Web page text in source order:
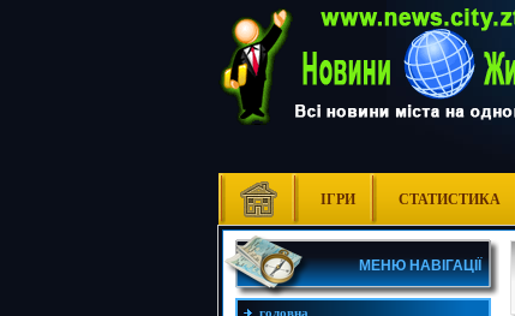
ІГРИ СТАТИСТИКА
МЕНЮ НАВІГАЦІЇ
головна